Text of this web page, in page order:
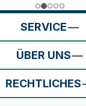
SERVICE
ÜBER UNS
RECHTLICHES